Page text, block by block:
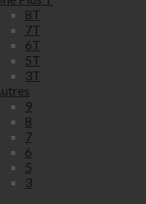
8T
7T
6T
5T
3T
9
8
7
6
5
3